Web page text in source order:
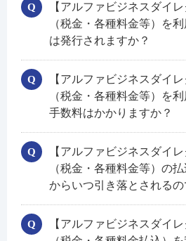
【アルファビジネスダイ
（税金・各種料金等）を
は発行されますか？
【アルファビジネスダイ
（税金・各種料金等）を
手数料はかかりますか？
【アルファビジネスダイ
（税金・各種料金等）の
からいつ引き落とされるの
【アルファビジネスダイ